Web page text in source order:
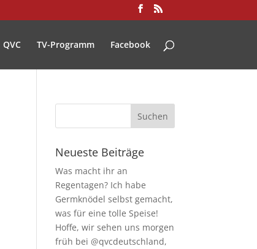
QVC TV-Programm Facebook
Neueste Beiträge
Was macht ihr an
Regentagen? Ich habe
Germknödel selbst gemacht,
was für eine tolle Speise!
Hoffe, wir sehen uns morgen
früh bei @qvcdeutschland,